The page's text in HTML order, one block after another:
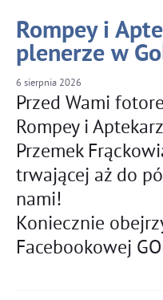
Rompey i
plenerze w
6 sierpnia 2026
Przed Wami
Rompey i
Przemek
trwającej aż do
nami!
Koniecznie
Facebookowej